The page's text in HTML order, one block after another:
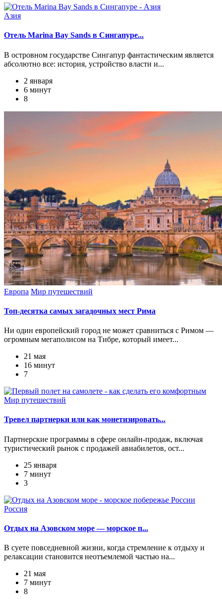
Азия
Отель Marina Bay Sands в Сингапуре...
В островном государстве Сингапур фантастическим является
абсолютно все: история, устройство власти и...
2 января
6 минут
8
Европа Мир путешествий
Топ-десятка самых загадочных мест Рима
Ни один европейский город не может сравниться с Римом —
огромным мегаполисом на Тибре, который имеет...
21 мая
16 минут
7
Мир путешествий
Тревел партнерки или как монетизировать...
Партнерские программы в сфере онлайн-продаж, включая
туристический рынок с продажей авиабилетов, ост...
25 января
7 минут
3
Россия
Отдых на Азовском море — морское п...
В суете повседневной жизни, когда стремление к отдыху и
релаксации становится неотъемлемой частью на...
21 мая
7 минут
8